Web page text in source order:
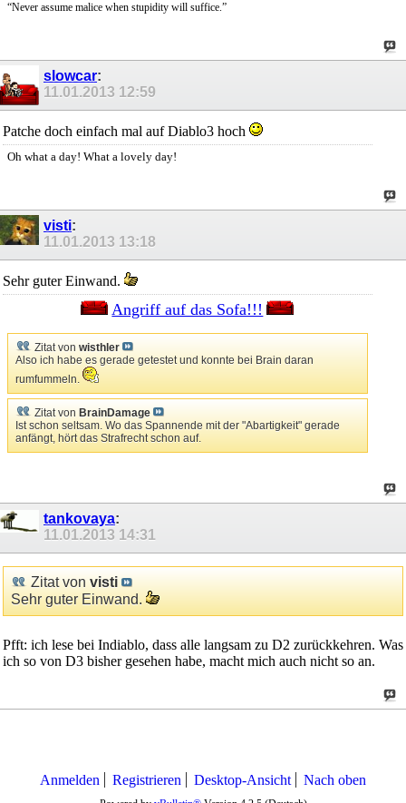
“Never assume malice when stupidity will suffice.”
slowcar:
11.01.2013 12:59
Patche doch einfach mal auf Diablo3 hoch
Oh what a day! What a lovely day!
visti:
11.01.2013 13:18
Sehr guter Einwand.
Angriff auf das Sofa!!!
Zitat von wisthler
Also ich habe es gerade getestet und konnte bei Brain daran
rumfummeln.
Zitat von BrainDamage
Ist schon seltsam. Wo das Spannende mit der "Abartigkeit" gerade
anfängt, hört das Strafrecht schon auf.
tankovaya:
11.01.2013 14:31
Zitat von visti
Sehr guter Einwand.
Pfft: ich lese bei Indiablo, dass alle langsam zu D2 zurückkehren. Was
ich so von D3 bisher gesehen habe, macht mich auch nicht so an.
Anmelden Registrieren Desktop-Ansicht Nach oben